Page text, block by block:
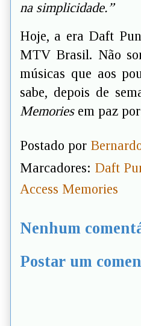
na simplicidade.”
Hoje, a era Daft
MTV Brasil. Não
músicas que aos
sabe, depois de
Memoriesem paz
Postado por
Marcadores: Daft
Access Memories
Nenhum
Postar um